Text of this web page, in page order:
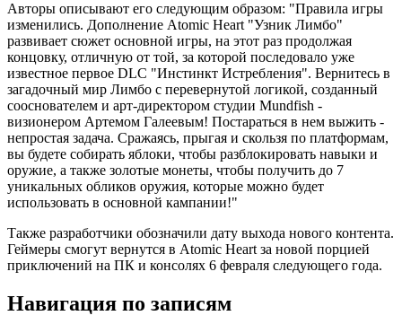
Авторы описывают его следующим образом: "Правила игры
изменились. Дополнение Atomic Heart "Узник Лимбо"
развивает сюжет основной игры, на этот раз продолжая
концовку, отличную от той, за которой последовало уже
известное первое DLC "Инстинкт Истребления". Вернитесь в
загадочный мир Лимбо с перевернутой логикой, созданный
сооснователем и арт-директором студии Mundfish -
визионером Артемом Галеевым! Постараться в нем выжить -
непростая задача. Сражаясь, прыгая и скользя по платформам,
вы будете собирать яблоки, чтобы разблокировать навыки и
оружие, а также золотые монеты, чтобы получить до 7
уникальных обликов оружия, которые можно будет
использовать в основной кампании!"
Также разработчики обозначили дату выхода нового контента.
Геймеры смогут вернутся в Atomic Heart за новой порцией
приключений на ПК и консолях 6 февраля следующего года.
Навигация по записям